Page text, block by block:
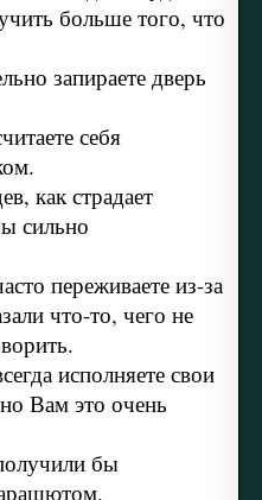
больше того, что
дверь
себя
страдает
сильно
из-за
что-то, чего не
свои
Вам это очень
бы